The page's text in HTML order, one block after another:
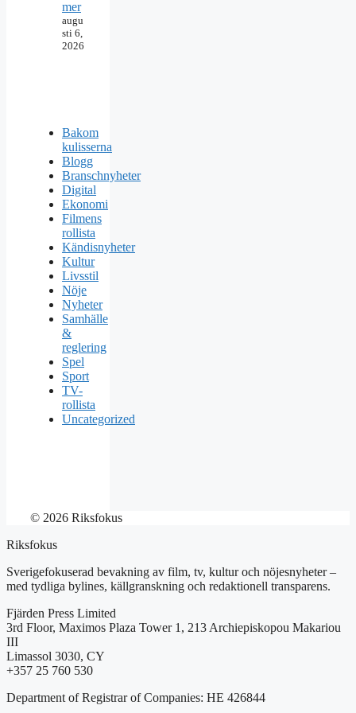
mer
augu
sti 6,
2026
Bakom
kulisserna
Blogg
Branschnyheter
Digital
Ekonomi
Filmens
rollista
Kändisnyheter
Kultur
Livsstil
Nöje
Nyheter
Samhälle
&
reglering
Spel
Sport
TV-
rollista
Uncategorized
© 2026 Riksfokus
Riksfokus
Sverigefokuserad bevakning av film, tv, kultur och nöjesnyheter –
med tydliga bylines, källgranskning och redaktionell transparens.
Fjärden Press Limited
3rd Floor, Maximos Plaza Tower 1, 213 Archiepiskopou Makariou
III
Limassol 3030, CY
+357 25 760 530
Department of Registrar of Companies: HE 426844